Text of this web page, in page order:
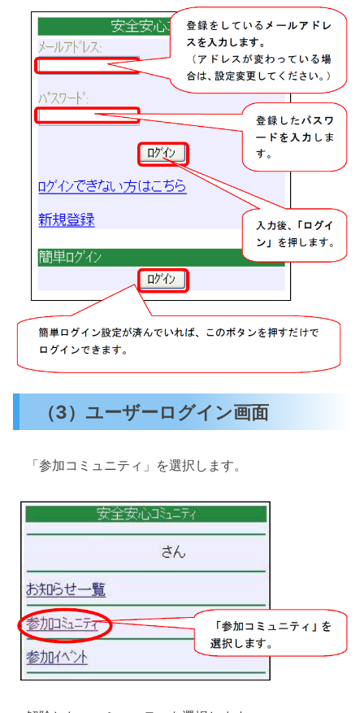
（3）ユーザーログイン画面
「参加コミュニティ」を選択します。